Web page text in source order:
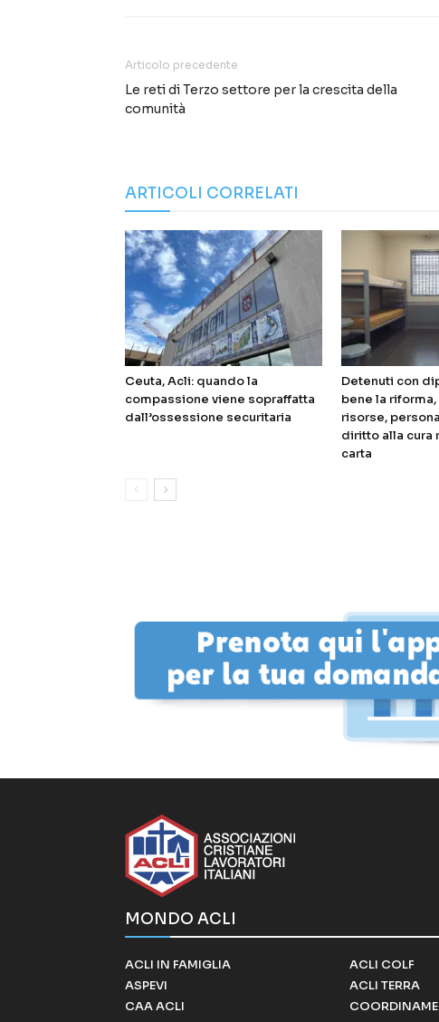
Articolo precedente
Le reti di Terzo settore per la crescita della
comunità
ARTICOLI CORRELATI
Ceuta, Acli: quando la
compassione viene sopraffatta
dall’ossessione securitaria
Detenuti con
bene la riforma,
risorse,
diritto alla cura
carta
MONDO ACLI
ACLI IN FAMIGLIA
ASPEVI
CAA ACLI
ACLI COLF
ACLI TERRA